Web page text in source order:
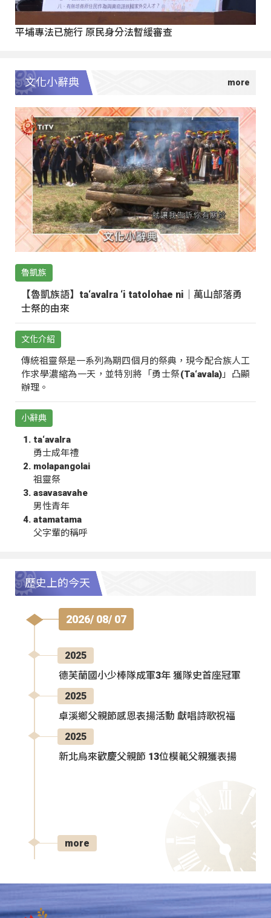
平埔專法已施行 原民身分法暫緩審查
文化小辭典
魯凱族
【魯凱族語】ta‘avalra ‘i tatolohae ni｜萬山部落勇
士祭的由來
文化介紹
傳統祖靈祭是一系列為期四個月的祭典，現今配合族人工
作求學濃縮為一天，並特別將「勇士祭(Ta‘avala)」凸顯
辦理。
小辭典
ta‘avalra
勇士成年禮
molapangolai
祖靈祭
asavasavahe
男性青年
atamatama
父字輩的稱呼
歷史上的今天
2026/ 08/ 07
2025
德芙蘭國小少棒隊成軍3年 獲隊史首座冠軍
2025
卓溪鄉父親節感恩表揚活動 獻唱詩歌祝福
2025
新北烏來歡慶父親節 13位模範父親獲表揚
more